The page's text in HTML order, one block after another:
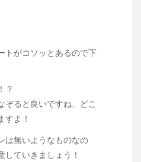
トがコソッとあるので下
？
ぞると良いですね、どこ
すよ！
は無いようなものなの
していきましょう！